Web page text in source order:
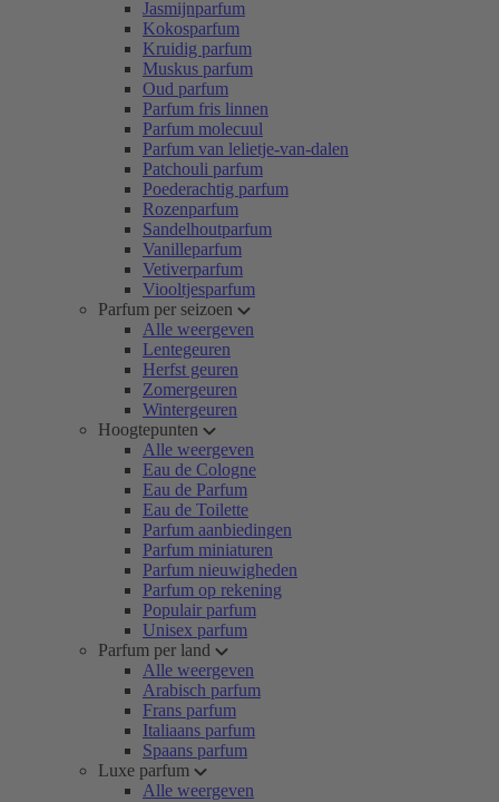
Jasmijnparfum
Kokosparfum
Kruidig parfum
Muskus parfum
Oud parfum
Parfum fris linnen
Parfum molecuul
Parfum van lelietje-van-dalen
Patchouli parfum
Poederachtig parfum
Rozenparfum
Sandelhoutparfum
Vanilleparfum
Vetiverparfum
Viooltjesparfum
Parfum per seizoen
Alle weergeven
Lentegeuren
Herfst geuren
Zomergeuren
Wintergeuren
Hoogtepunten
Alle weergeven
Eau de Cologne
Eau de Parfum
Eau de Toilette
Parfum aanbiedingen
Parfum miniaturen
Parfum nieuwigheden
Parfum op rekening
Populair parfum
Unisex parfum
Parfum per land
Alle weergeven
Arabisch parfum
Frans parfum
Italiaans parfum
Spaans parfum
Luxe parfum
Alle weergeven